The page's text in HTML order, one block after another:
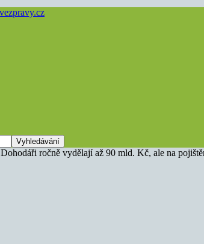
Dohodáři ročně vydělají až 90 mld. Kč, ale na